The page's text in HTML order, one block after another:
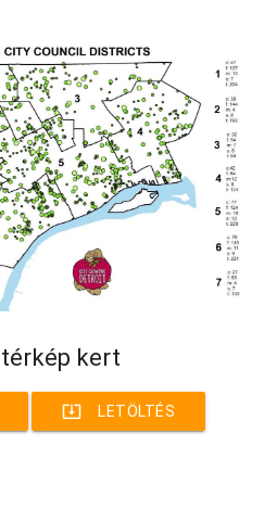
kert
system_update_alt LETÖLTÉS